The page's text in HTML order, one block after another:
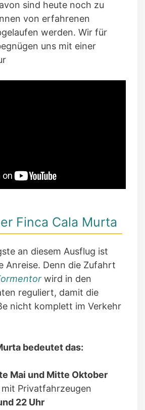
sind heute noch zu
von erfahrenen
werden. Wir für
uns mit einer
Finca Cala Murta
an diesem Ausflug ist
Anreise. Denn die Zufahrt
wird in den
reguliert, damit die
nicht komplett im Verkehr
bedeutet das:
Mai und Mitte Oktober
Privatfahrzeugen
22 Uhr